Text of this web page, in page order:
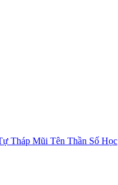
Tháp Mũi Tên Thần Số Học